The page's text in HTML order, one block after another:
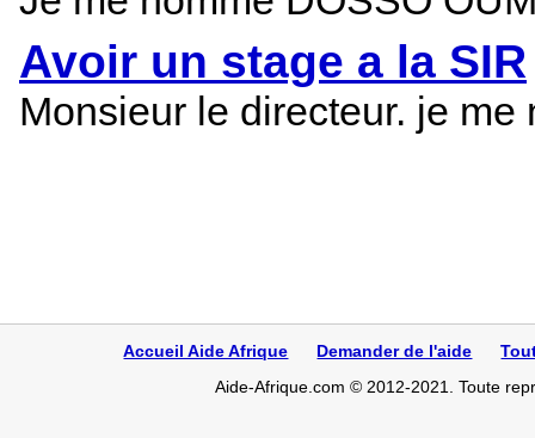
Avoir un stage a la SIR
Monsieur le directeur. je
Accueil Aide Afrique Demander de l'aide
Aide-Afrique.com © 2012-2021. Toute